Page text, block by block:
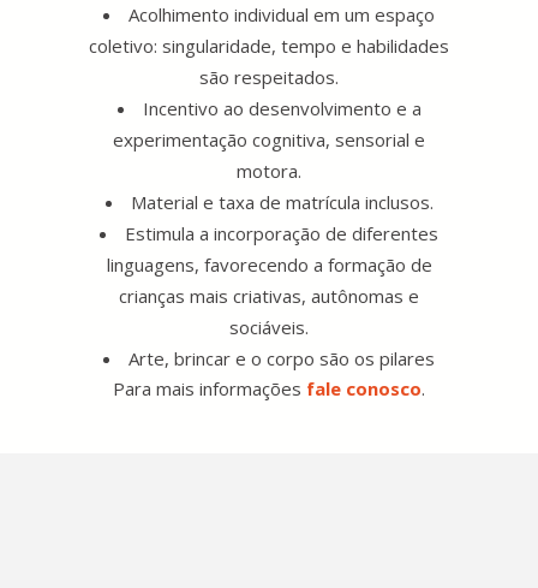
Acolhimento individual em um espaço
coletivo: singularidade, tempo e habilidades
são respeitados.
Incentivo ao desenvolvimento e a
experimentação cognitiva, sensorial e
motora.
Material e taxa de matrícula inclusos.
Estimula a incorporação de diferentes
linguagens, favorecendo a formação de
crianças mais criativas, autônomas e
sociáveis.
Arte, brincar e o corpo são os pilares
Para mais informações fale conosco.